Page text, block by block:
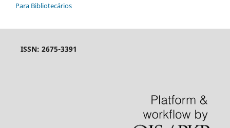
Para Bibliotecários
ISSN: 2675-3391